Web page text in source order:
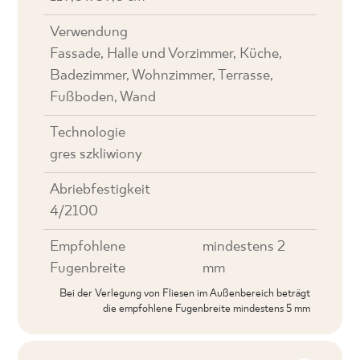
Verwendung
Fassade, Halle und Vorzimmer, Küche,
Badezimmer, Wohnzimmer, Terrasse,
Fußboden, Wand
Technologie
gres szkliwiony
Abriebfestigkeit
4/2100
Empfohlene
Fugenbreite
mindestens 2
mm
Bei der Verlegung von Fliesen im Außenbereich beträgt
die empfohlene Fugenbreite mindestens 5 mm